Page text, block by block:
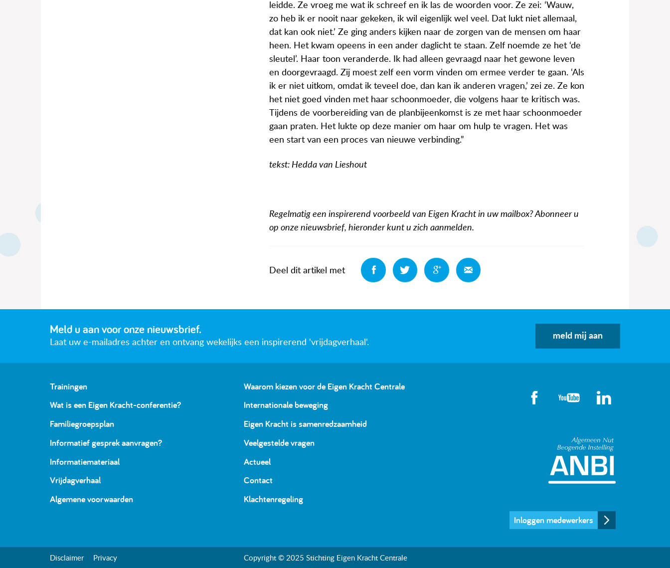
leidde. Ze vroeg me wat ik schreef en ik las de woorden voor. Ze zei: ‘Wauw,
zo heb ik er nooit naar gekeken, ik wil eigenlijk wel veel. Dat lukt niet allemaal,
dat kan ook niet.’ Ze ging anders kijken naar de zorgen van de mensen om haar
heen. Het kwam opeens in een ander daglicht te staan. Zelf noemde ze het ‘de
sleutel’. Haar toon veranderde. Ik had alleen gevraagd naar het gewone leven
en doorgevraagd. Zij moest zelf een vorm vinden om ermee verder te gaan. ‘Als
ik er niet uitkom, omdat ik teveel doe, dan kan ik anderen vragen,’ zei ze. Ze kon
het niet goed vinden met haar schoonmoeder, die volgens haar te kritisch was.
Tijdens de voorbereiding van de planbijeenkomst is ze met haar schoonmoeder
gaan praten. Het lukte op deze manier om haar om hulp te vragen. Het was
een start van een proces van nieuwe verbinding.”
tekst: Hedda van Lieshout
Regelmatig een inspirerend voorbeeld van Eigen Kracht in uw mailbox? Abonneer u
op onze nieuwsbrief, hieronder kunt u zich aanmelden.
Deel dit artikel met
Deel Deel Deel
Meld u aan voor onze nieuwsbrief.
Laat uw e-mailadres achter en ontvang wekelijks een inspirerend 'vrijdagverhaal'.
meld mij aan
Trainingen
Wat is een Eigen Kracht-conferentie?
Familiegroepsplan
Informatief gesprek aanvragen?
Informatiemateriaal
Vrijdagverhaal
Algemene voorwaarden
Waarom kiezen voor de Eigen Kracht Centrale
Internationale beweging
Eigen Kracht is samenredzaamheid
Veelgestelde vragen
Actueel
Contact
Klachtenregeling
Inloggen medewerkers
Disclaimer Privacy Copyright © 2025 Stichting Eigen Kracht Centrale